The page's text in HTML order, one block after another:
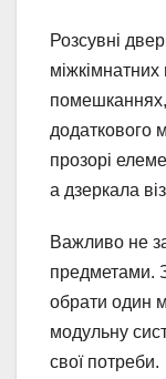
Розсувні
помешканнях,
додаткового
прозорі
а дзеркала
Важливо не
предметами.
обрати один
модульну
свої потреби.